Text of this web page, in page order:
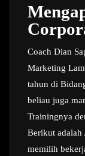
Coach Dian
Marketing
tahun di
beliau juga
Trainingnya
Berikut adalah
memilih